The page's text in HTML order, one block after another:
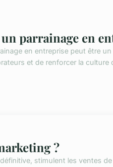
parrainage en
en entreprise peut être
et de renforcer la culture
?
stimulent les ventes